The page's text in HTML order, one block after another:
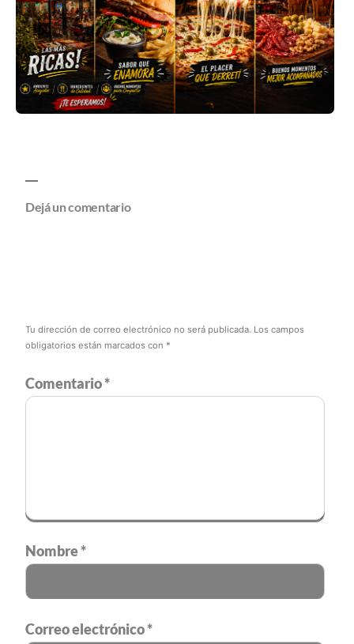
Dejá un comentario
Tu dirección de correo electrónico no será publicada. Los campos
obligatorios están marcados con *
Comentario*
Nombre*
Correo electrónico*